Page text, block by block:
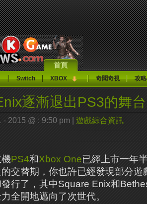
首頁
Switch XBOX 奇聞奇視 攻
逐漸退出PS3的舞台
- 2015 @ : 9:50 pm | 遊戲綜合資訊
PS4和Xbox One已經上市一年
交替期，你也許已經發現部分
行了，其中Square Enix和
全開地邁向了次世代。